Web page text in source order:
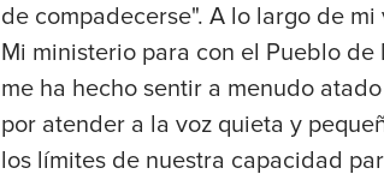
de compadecerse". A lo largo de
Mi ministerio para con el Pueblo
me ha hecho sentir a menudo
por atender a la voz quieta y
los límites de nuestra capacidad